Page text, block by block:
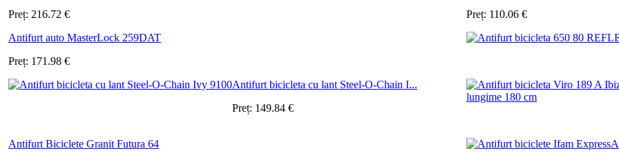
Preț: 216.72 €
Preț: 110.06 €
Antifurt auto MasterLock 259DAT
Preț: 171.98 €
Antifurt bicicleta cu lant Steel-O-Chain I...
Preț: 149.84 €
Antifurt Biciclete Granit Futura 64